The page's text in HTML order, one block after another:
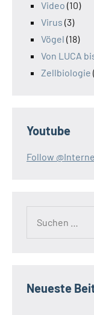
Video (10)
Virus (3)
Vögel (18)
Von LUCA
Zellbiologie
Youtube
Follow
Neueste